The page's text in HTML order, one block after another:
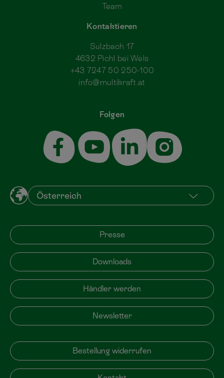
Folgen
Team
Kontaktieren
Sulzbach 17
4632 Pichl bei Wels
+43 7247 50 250-100
info@multikraft.at
Presse
Downloads
Händler werden
Newsletter
Bestellung widerrufen